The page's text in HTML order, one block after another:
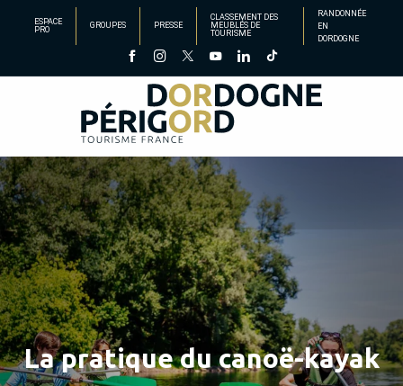
principal
ESPACE
PRO
GROUPES PRESSE
CLASSEMENT DES
MEUBLÉS DE
TOURISME
RANDONNÉE
EN
DORDOGNE
La pratique du canoë-kayak